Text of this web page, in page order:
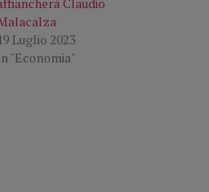
Luglio 2023
"Economia"